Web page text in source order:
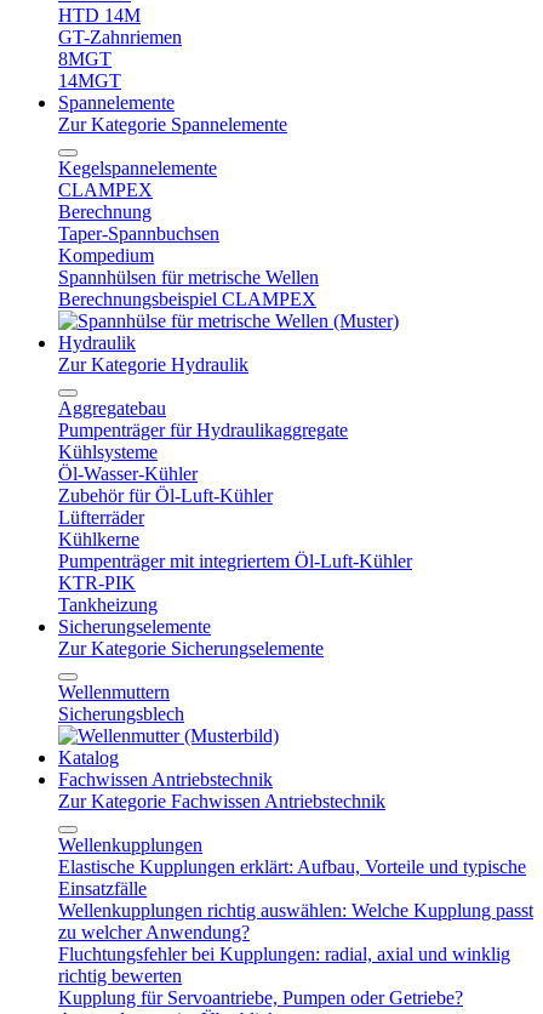
HTD 14M
GT-Zahnriemen
8MGT
14MGT
Spannelemente
Zur Kategorie Spannelemente
Kegelspannelemente
CLAMPEX
Berechnung
Taper-Spannbuchsen
Kompedium
Spannhülsen für metrische Wellen
Berechnungsbeispiel CLAMPEX
Hydraulik
Zur Kategorie Hydraulik
Aggregatebau
Pumpenträger für Hydraulikaggregate
Kühlsysteme
Öl-Wasser-Kühler
Zubehör für Öl-Luft-Kühler
Lüfterräder
Kühlkerne
Pumpenträger mit integriertem Öl-Luft-Kühler
KTR-PIK
Tankheizung
Sicherungselemente
Zur Kategorie Sicherungselemente
Wellenmuttern
Sicherungsblech
Katalog
Fachwissen Antriebstechnik
Zur Kategorie Fachwissen Antriebstechnik
Wellenkupplungen
Elastische Kupplungen erklärt: Aufbau, Vorteile und typische
Einsatzfälle
Wellenkupplungen richtig auswählen: Welche Kupplung passt
zu welcher Anwendung?
Fluchtungsfehler bei Kupplungen: radial, axial und winklig
richtig bewerten
Kupplung für Servoantriebe, Pumpen oder Getriebe?